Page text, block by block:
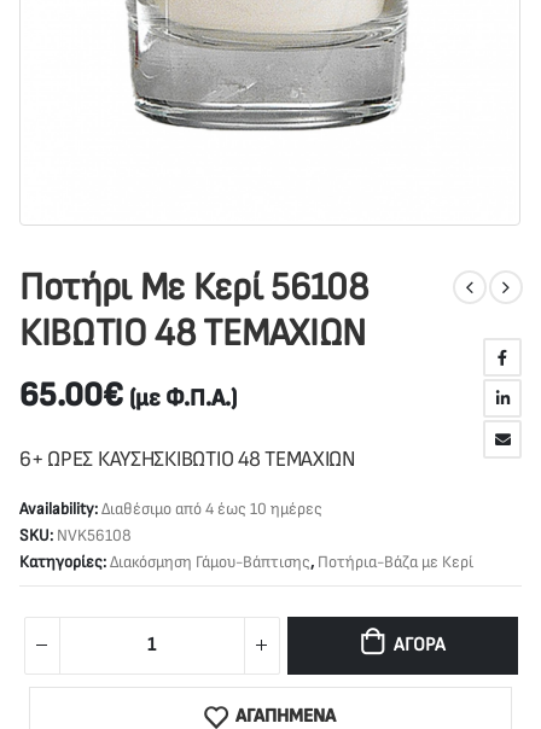
Ποτήρι Με Κερί 56108
ΚΙΒΩΤΙΟ 48 ΤΕΜΑΧΙΩΝ
65.00€ (με Φ.Π.Α.)
6+ ΩΡΕΣ ΚΑΥΣΗΣΚΙΒΩΤΙΟ 48 ΤΕΜΑΧΙΩΝ
Availability:Διαθέσιμο από 4 έως 10 ημέρες
SKU: NVK56108
Κατηγορίες:Διακόσμηση Γάμου-Βάπτισης, Ποτήρια-Βάζα με Κερί
ΑΓΟΡΆ
ΑΓΑΠΗΜΕΝΑ